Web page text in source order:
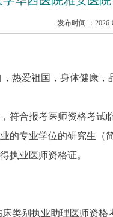
发布时间 ：2026-
热爱祖国，身体健康，
符合报考医师资格考试
的专业学位的研究生（
执业医师资格证。
类别执业助理医师资